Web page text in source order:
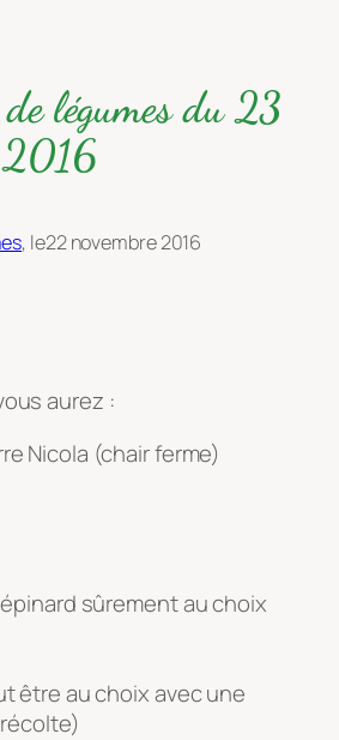
légumes du 23
2016
, le22 novembre 2016
aurez :
Nicola (chair ferme)
sûrement au choix
être au choix avec une